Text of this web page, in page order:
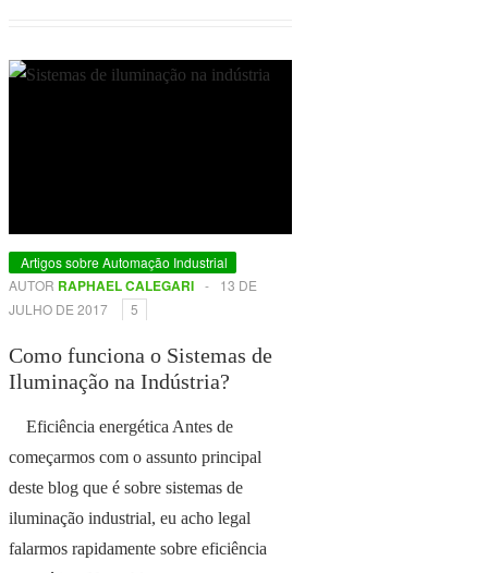
Artigos sobre Automação Industrial
AUTOR RAPHAEL CALEGARI -
13 DE
JULHO DE 2017
5
Como funciona o Sistemas de
Iluminação na Indústria?
Eficiência energética Antes de
começarmos com o assunto principal
deste blog que é sobre sistemas de
iluminação industrial, eu acho legal
falarmos rapidamente sobre eficiência